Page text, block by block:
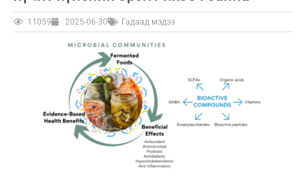
11059 2025-06-30 Гадаад мэдээ